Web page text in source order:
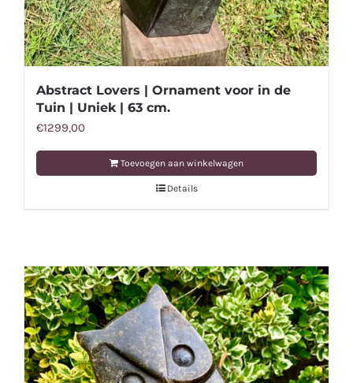
Abstract Lovers | Ornament voor in de
Tuin | Uniek | 63 cm.
€1299,00
Toevoegen aan winkelwagen
Details